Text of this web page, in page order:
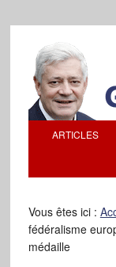
ARTICLES
Vous êtes ici :
fédéralisme
médaille